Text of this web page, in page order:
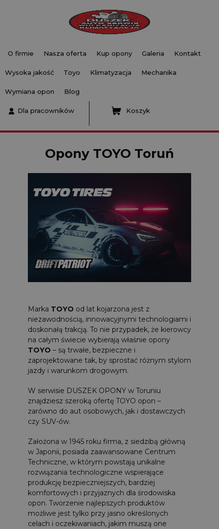
O firmie Nasza oferta Kup opony Galeria Kontakt
Wysoka jakość Toyo Klimatyzacja Mechanika
Wymiana opon Blog
Dla pracowników Koszyk
Opony TOYO Toruń
Marka TOYO od lat kojarzona jest z
niezawodnością, innowacyjnymi technologiami i
doskonałą trakcją. To nie przypadek, że kierowcy
na całym świecie wybierają właśnie opony
TOYO – są trwałe, bezpieczne i
zaprojektowane tak, by sprostać różnym stylom
jazdy i warunkom drogowym.
W serwisie DUSZEK OPONY w Toruniu
znajdziesz szeroką ofertę TOYO opon –
zarówno do aut osobowych, jak i dostawczych
czy SUV-ów.
Założona w 1945 roku firma, z siedzibą główną
w Japonii, posiada zaawansowane Centrum
Techniczne, w którym powstają unikalne
rozwiązania technologiczne wspierające
produkcję bezpieczniejszych, bardziej
komfortowych i przyjaznych dla środowiska
opon. Tworzenie najlepszych produktów
możliwe jest tylko przy jasno określonych
celach i oczekiwaniach, jakim muszą one